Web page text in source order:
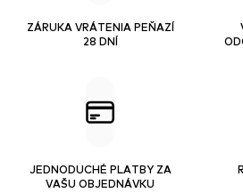
ZÁRUKA VRÁTENIA PEŇAZÍ
28 DNÍ
JEDNODUCHÉ PLATBY ZA
VAŠU OBJEDNÁVKU